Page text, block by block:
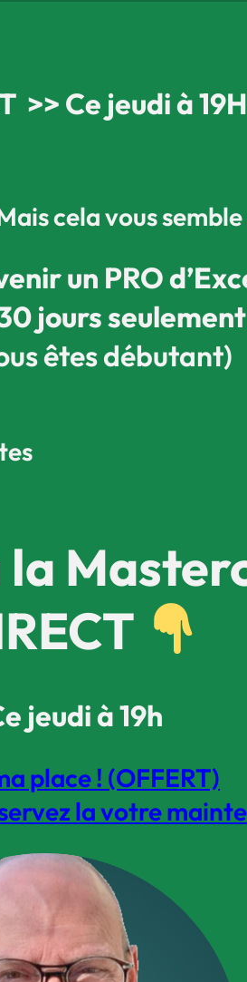
>> Ce jeudi à
cela vous
un PRO
jours
êtes débutant)
la
jeudi à 19h
place ! (OFFERT)
la votre